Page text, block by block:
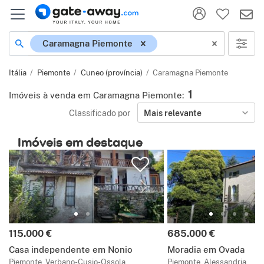
Localização
Caramagna Piemonte
Itália Piemonte Cuneo (província) Caramagna Piemonte
Imóveis à venda em Caramagna Piemonte: 1
Classificado por Mais relevante
Imóveis em destaque
Preço:
115.000 €
Casa independente em Nonio
Piemonte, Verbano-Cusio-Ossola
Preço:
685.000 €
Moradia em Ovada
Piemonte, Alessandria